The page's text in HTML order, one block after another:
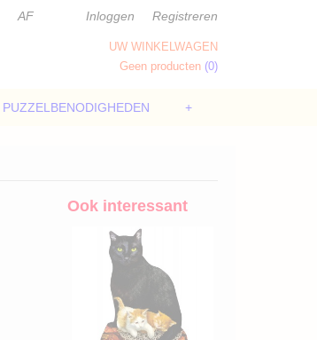
AF Inloggen Registreren
UW WINKELWAGEN
Geen producten (0)
PUZZELBENODIGHEDEN +
Ook interessant